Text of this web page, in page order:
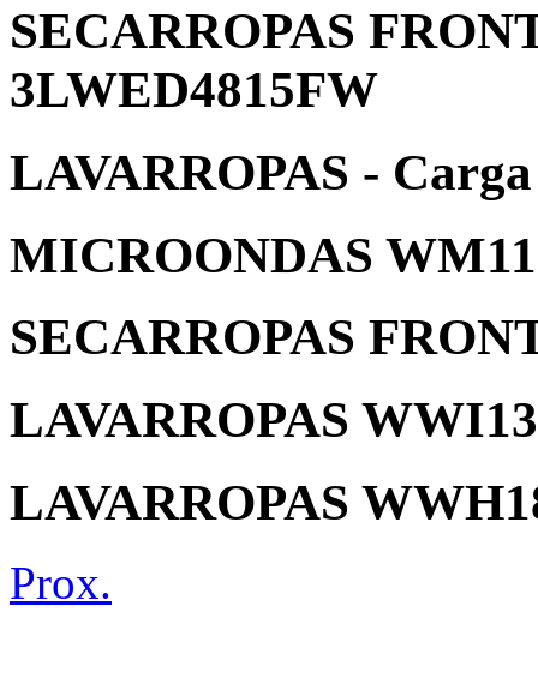
SECARROPAS
3LWED4815FW
LAVARROPAS -
MICROONDAS
SECARROPAS
LAVARROPAS
LAVARROPAS
Prox.